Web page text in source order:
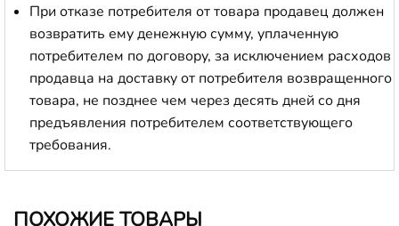
При отказе потребителя от товара продавец должен
возвратить ему денежную сумму, уплаченную
потребителем по договору, за исключением расходов
продавца на доставку от потребителя возвращенного
товара, не позднее чем через десять дней со дня
предъявления потребителем соответствующего
требования.
ПОХОЖИЕ ТОВАРЫ